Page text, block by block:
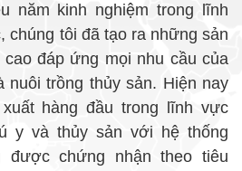
năm kinh nghiệm trong lĩnh
chúng tôi đã tạo ra những sản
đáp ứng mọi nhu cầu của
nuôi trồng thủy sản. Hiện nay
hàng đầu trong lĩnh vực
y và thủy sản với hệ thống
được chứng nhận theo tiêu